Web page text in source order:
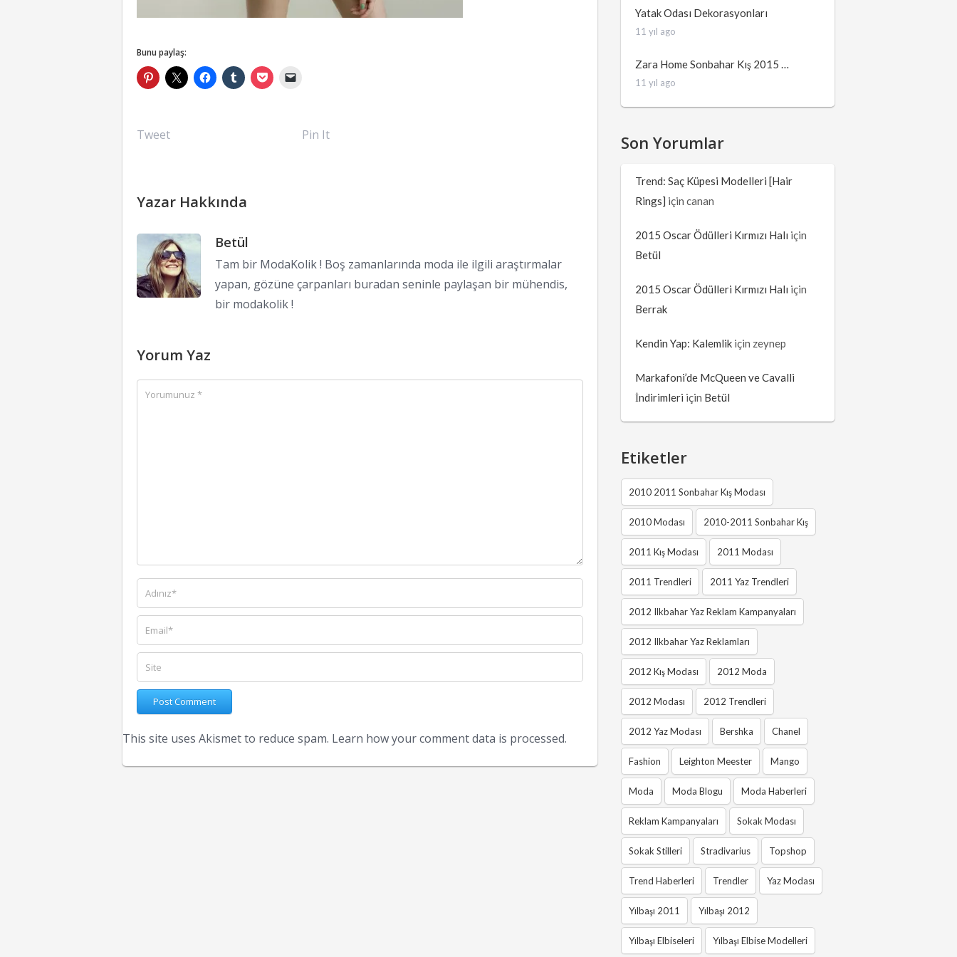
Bunu paylaş:
Tweet Pin It
Yazar Hakkında
Betül
Tam bir ModaKolik ! Boş zamanlarında moda ile ilgili araştırmalar
yapan, gözüne çarpanları buradan seninle paylaşan bir mühendis,
bir modakolik !
Yorum Yaz
This site uses Akismet to reduce spam. Learn how your comment data is processed.
Yatak Odası Dekorasyonları
11 yıl ago
Zara Home Sonbahar Kış 2015 …
11 yıl ago
Son Yorumlar
Trend: Saç Küpesi Modelleri [Hair
Rings] için canan
2015 Oscar Ödülleri Kırmızı Halı için
Betül
2015 Oscar Ödülleri Kırmızı Halı için
Berrak
Kendin Yap: Kalemlik için zeynep
Markafoni’de McQueen ve Cavalli
İndirimleri için Betül
Etiketler
2010 2011 Sonbahar Kış Modası
2010 Modası 2010-2011 Sonbahar Kış
2011 Kış Modası 2011 Modası
2011 Trendleri 2011 Yaz Trendleri
2012 Ilkbahar Yaz Reklam Kampanyaları
2012 Ilkbahar Yaz Reklamları
2012 Kış Modası 2012 Moda
2012 Modası 2012 Trendleri
2012 Yaz Modası Bershka Chanel
Fashion Leighton Meester Mango
Moda Moda Blogu Moda Haberleri
Reklam Kampanyaları Sokak Modası
Sokak Stilleri Stradivarius Topshop
Trend Haberleri Trendler Yaz Modası
Yılbaşı 2011 Yılbaşı 2012
Yılbaşı Elbiseleri Yılbaşı Elbise Modelleri